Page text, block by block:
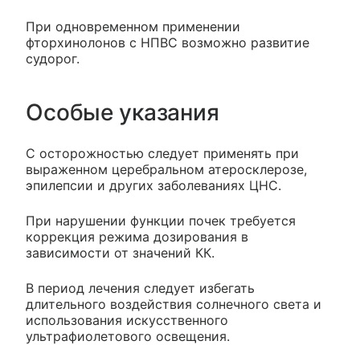
При одновременном применении
фторхинолонов с НПВС возможно развитие
судорог.
Особые указания
С осторожностью следует применять при
выраженном церебральном атеросклерозе,
эпилепсии и других заболеваниях ЦНС.
При нарушении функции почек требуется
коррекция режима дозирования в
зависимости от значений КК.
В период лечения следует избегать
длительного воздействия солнечного света и
использования искусственного
ультрафиолетового освещения.